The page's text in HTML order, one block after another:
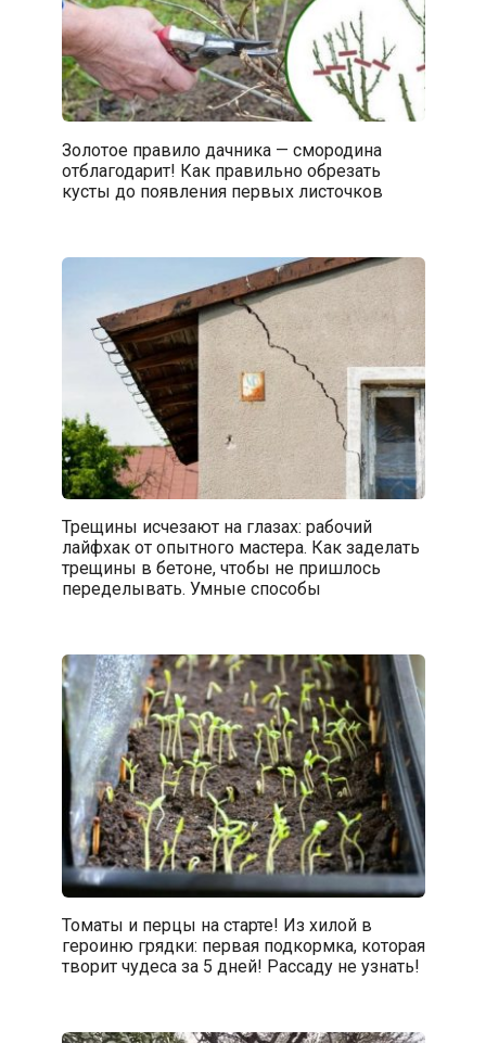
Золотое правило дачника — смородина
отблагодарит! Как правильно обрезать
кусты до появления первых листочков
Трещины исчезают на глазах: рабочий
лайфхак от опытного мастера. Как заделать
трещины в бетоне, чтобы не пришлось
переделывать. Умные способы
Томаты и перцы на старте! Из хилой в
героиню грядки: первая подкормка, которая
творит чудеса за 5 дней! Рассаду не узнать!